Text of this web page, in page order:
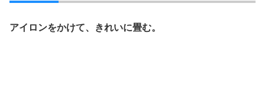
アイロンをかけて、きれいに畳む。